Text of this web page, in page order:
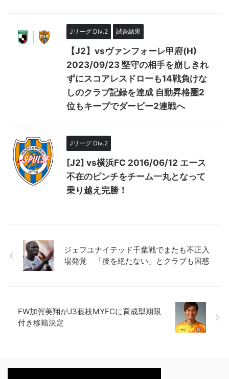
Jリーグ Div.2 試合結果
【J2】vsヴァンフォーレ甲府(H)
2023/09/23 堅守の相手を崩しきれ
ずにスコアレスドローも14戦負けな
しのクラブ記録を達成 自動昇格圏2
位もキープでダービー2連戦へ
Jリーグ Div.2
[J2] vs横浜FC 2016/06/12 エース
不在のピンチをチーム一丸となって
乗り越え完勝！
ジェフユナイテッド千葉戦でまたも不正入
場発覚 「後を絶たない」とクラブも困惑
FW加賀美翔がJ3藤枝MYFCに育成型期限
付き移籍決定